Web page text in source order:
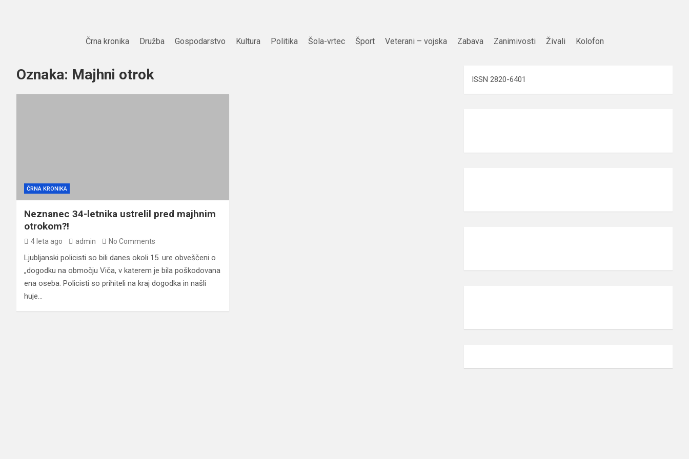
Črna kronika Družba Gospodarstvo Kultura Politika Šola-vrtec Šport Veterani – vojska Zabava Zanimivosti Živali Kolofon
Oznaka: Majhni otrok
ČRNA KRONIKA
Neznanec 34-letnika ustrelil pred majhnim
otrokom?!
4 leta ago admin No Comments
Ljubljanski policisti so bili danes okoli 15. ure obveščeni o
„dogodku na območju Viča, v katerem je bila poškodovana
ena oseba. Policisti so prihiteli na kraj dogodka in našli
huje…
ISSN 2820-6401